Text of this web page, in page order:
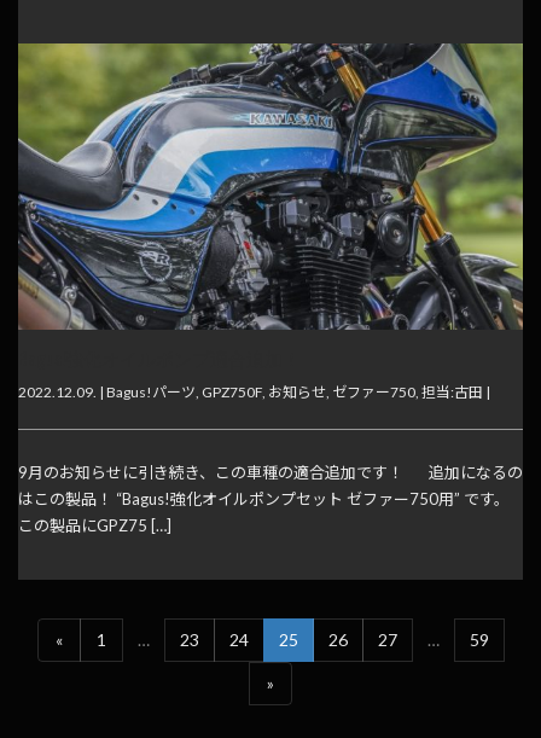
2022.12.09. | Bagus!パーツ GPZ750F お知らせ ゼファー750 担当:古田 |
9月のお知らせに引き続き、この車種の適合追加です！ 追加になるの
はこの製品！ “Bagus!強化オイルポンプセット ゼファー750用” です。
この製品にGPZ75 […]
« 1 … 23 24 25 26 27 … 59
»